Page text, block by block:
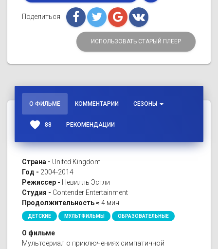
Поделиться
ИСПОЛЬЗОВАТЬ СТАРЫЙ ПЛЕЕР
О ФИЛЬМЕ КОММЕНТАРИИ СЕЗОНЫ
favorite 88 РЕКОМЕНДАЦИИ
Страна - United Kingdom
Год - 2004-2014
Режиссер - Невилль Эстли
Студия - Contender Entertainment
Продолжительность ≈ 4 мин
ДЕТСКИЕ МУЛЬТФИЛЬМЫ ОБРАЗОВАТЕЛЬНЫЕ
О фильме
Мультсериал о приключениях симпатичной